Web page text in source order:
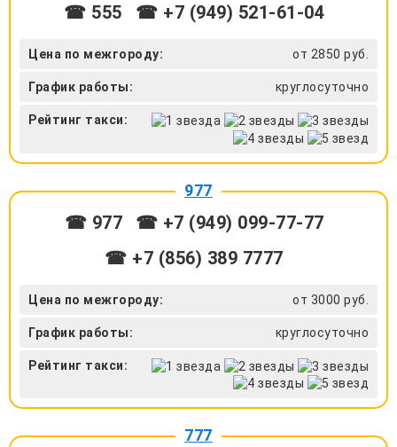
☎ 555 ☎ +7 (949) 521-61-04
Цена по межгороду: от 2850 руб.
График работы: круглосуточно
Рейтинг такси:
977
☎ 977
☎ +7 (949) 099-77-77
☎ +7 (856) 389 7777
Цена по межгороду: от 3000 руб.
График работы: круглосуточно
Рейтинг такси:
777